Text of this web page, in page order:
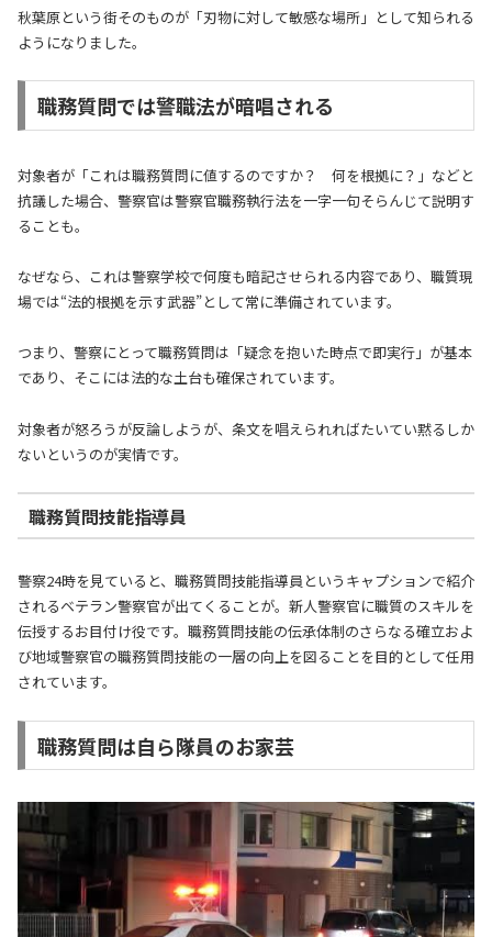
秋葉原という街そのものが「刃物に対して敏感な場所」として知られる
ようになりました。
職務質問では警職法が暗唱される
対象者が「これは職務質問に値するのですか？ 何を根拠に？」などと
抗議した場合、警察官は警察官職務執行法を一字一句そらんじて説明す
ることも。
なぜなら、これは警察学校で何度も暗記させられる内容であり、職質現
場では“法的根拠を示す武器”として常に準備されています。
つまり、警察にとって職務質問は「疑念を抱いた時点で即実行」が基本
であり、そこには法的な土台も確保されています。
対象者が怒ろうが反論しようが、条文を唱えられればたいてい黙るしか
ないというのが実情です。
職務質問技能指導員
警察24時を見ていると、職務質問技能指導員というキャプションで紹介
されるベテラン警察官が出てくることが。新人警察官に職質のスキルを
伝授するお目付け役です。職務質問技能の伝承体制のさらなる確立およ
び地域警察官の職務質問技能の一層の向上を図ることを目的として任用
されています。
職務質問は自ら隊員のお家芸